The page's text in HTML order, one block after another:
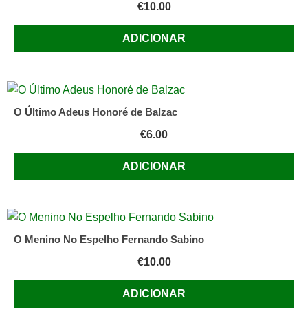
Kofi
da
ONU
€10.00
ADICIONAR
O Último Adeus Honoré de Balzac
€6.00
ADICIONAR
O Menino No Espelho Fernando Sabino
€10.00
ADICIONAR